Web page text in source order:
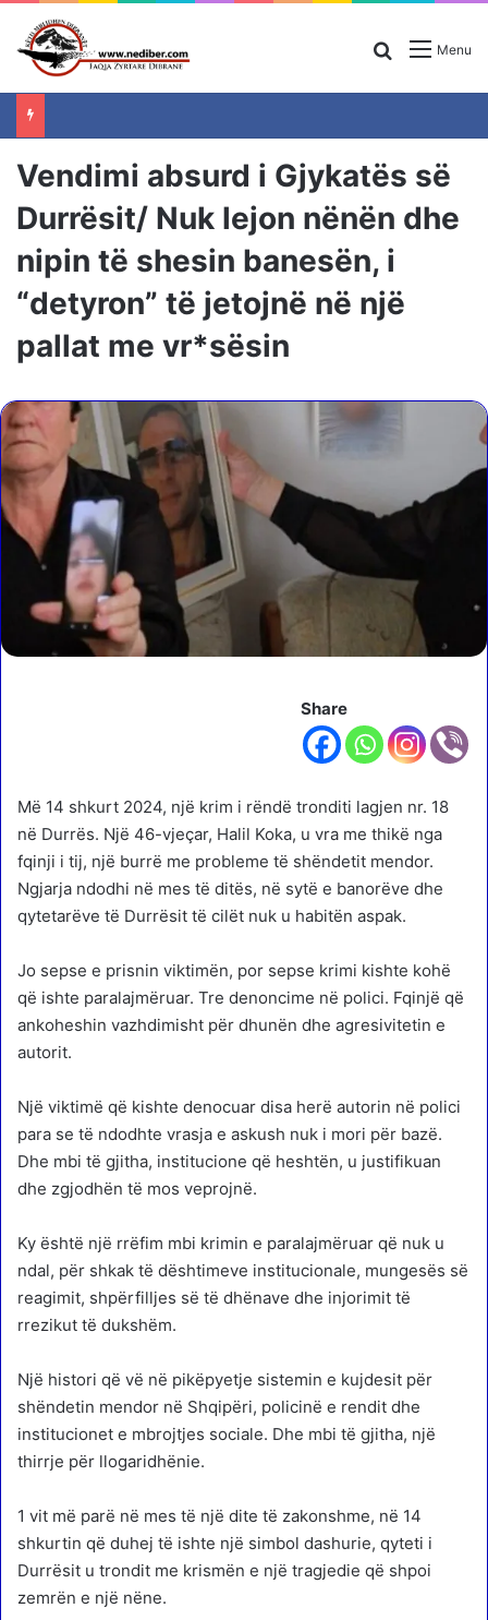
Menu
Search for
Vendimi absurd i Gjykatës së
Durrësit/ Nuk lejon nënën dhe
nipin të shesin banesën, i
“detyron” të jetojnë në një
pallat me vr*sësin
Share
Më 14 shkurt 2024, një krim i rëndë tronditi lagjen nr. 18
në Durrës. Një 46-vjeçar, Halil Koka, u vra me thikë nga
fqinji i tij, një burrë me probleme të shëndetit mendor.
Ngjarja ndodhi në mes të ditës, në sytë e banorëve dhe
qytetarëve të Durrësit të cilët nuk u habitën aspak.
Jo sepse e prisnin viktimën, por sepse krimi kishte kohë
që ishte paralajmëruar. Tre denoncime në polici. Fqinjë që
ankoheshin vazhdimisht për dhunën dhe agresivitetin e
autorit.
Një viktimë që kishte denocuar disa herë autorin në polici
para se të ndodhte vrasja e askush nuk i mori për bazë.
Dhe mbi të gjitha, institucione që heshtën, u justifikuan
dhe zgjodhën të mos veprojnë.
Ky është një rrëfim mbi krimin e paralajmëruar që nuk u
ndal, për shkak të dështimeve institucionale, mungesës së
reagimit, shpërfilljes së të dhënave dhe injorimit të
rrezikut të dukshëm.
Një histori që vë në pikëpyetje sistemin e kujdesit për
shëndetin mendor në Shqipëri, policinë e rendit dhe
institucionet e mbrojtjes sociale. Dhe mbi të gjitha, një
thirrje për llogaridhënie.
1 vit më parë në mes të një dite të zakonshme, në 14
shkurtin që duhej të ishte një simbol dashurie, qyteti i
Durrësit u trondit me krismën e një tragjedie që shpoi
zemrën e një nëne.